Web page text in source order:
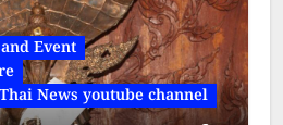
Event
News youtube channel